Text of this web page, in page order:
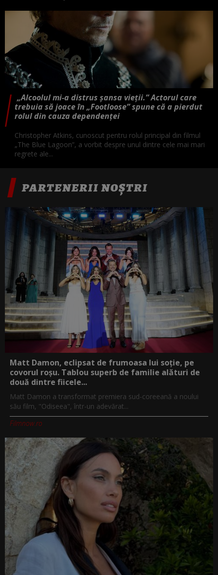
„Alcoolul mi-a distrus șansa vieții.” Actorul care
trebuia să joace în „Footloose” spune că a pierdut
rolul din cauza dependenței
Christopher Atkins, cunoscut pentru rolul principal din filmul
„The Blue Lagoon”, a vorbit despre unul dintre cele mai mari
regrete ale...
PARTENERII NOȘTRI
Matt Damon, eclipsat de frumoasa lui soție, pe
covorul roșu. Tablou superb de familie alături de
două dintre fiicele...
Matt Damon a transformat premiera sud-coreeană a noului
său film, "Odiseea", într-un adevărat...
Filmnow.ro